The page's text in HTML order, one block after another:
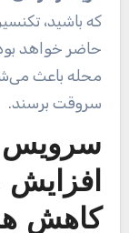
که باشید،
حاضر خواهد
محله باعث
سروقت برسند.
سرویس
افزایش
کاهش